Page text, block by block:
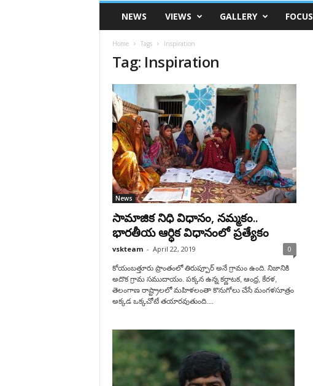
VSK
TelanganaNEWS VIEWS GALLERY FOCUS
Home Tags Inspiration
Tag: Inspiration
News
సామాజిక నిధి విధానం, నమ్మకం..
భారతీయ ఆర్ధిక విధానంలో ప్రత్యేకం
vskteam - April 22, 2019 0
కోయంబత్తూరు ప్రాంతంలో తిరుప్పూర్‌ అనే గ్రామం ఉంది. నిజానికి
అదొక గ్రామ సముదాయం. పక్కన ఉన్న కర్ణాటక, ఆంధ్ర, కేరళ,
తెలంగాణ రాష్ట్రాలలో మహిళలంతా కొనుగోలు చేసే మంగళసూత్రం
అక్కడ ఒక్కచోటే తయారవుతుంది....